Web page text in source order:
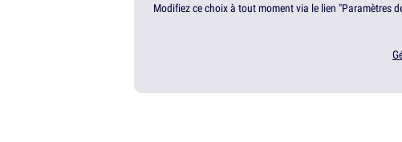
Modifiez ce choix à tout moment via le lien "Paramètres